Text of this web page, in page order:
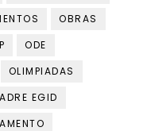
OBRAS
ODE
OLIMPIADAS
EGID